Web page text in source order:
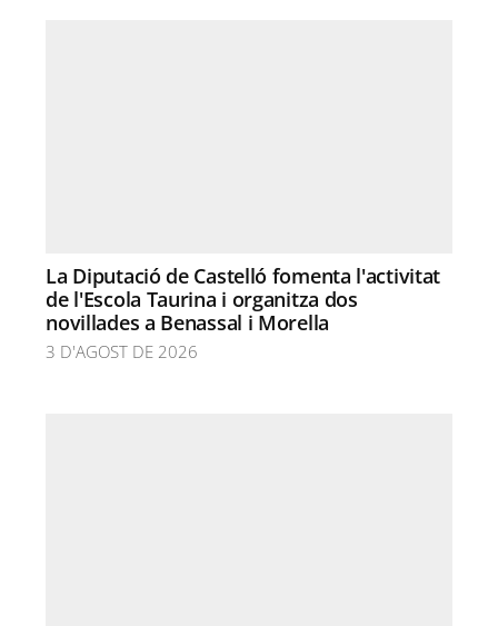
La Diputació de Castelló fomenta l'activitat
de l'Escola Taurina i organitza dos
novillades a Benassal i Morella
3 D'AGOST DE 2026